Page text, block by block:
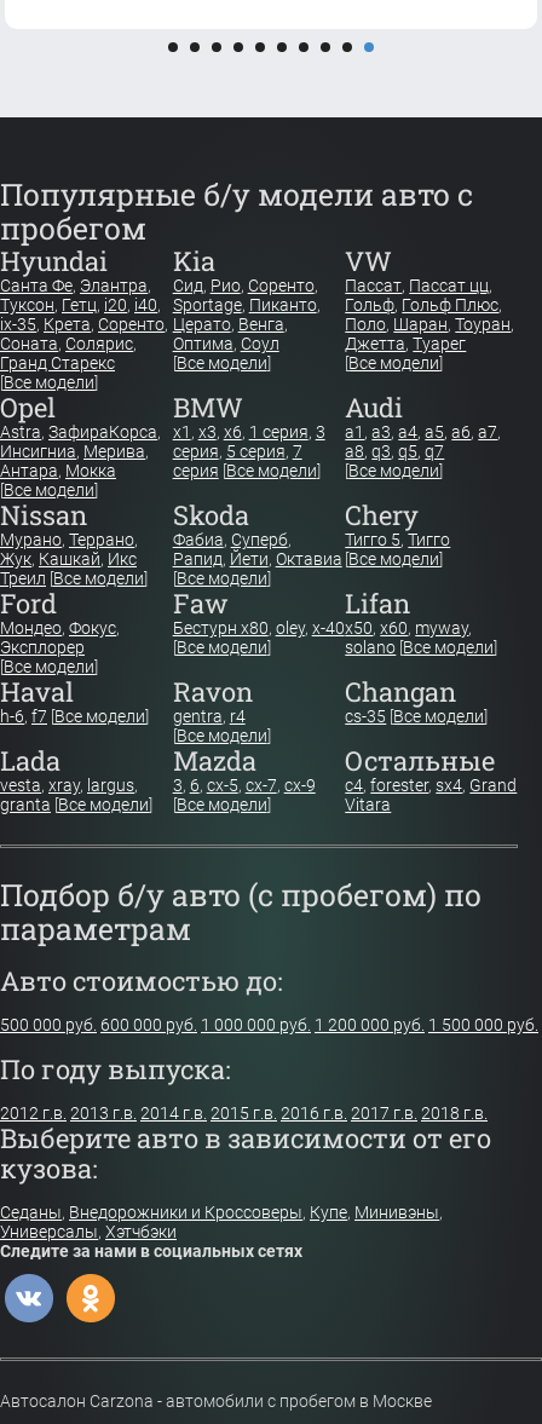
Популярные б/у модели авто с
пробегом
Hyundai
Санта Фе, Элантра,
Туксон, Гетц, i20, i40,
ix-35, Крета, Соренто,
Соната, Солярис,
Гранд Старекс
[Все модели]
Kia
Сид, Рио, Соренто,
Sportage, Пиканто,
Церато, Венга,
Оптима, Соул
[Все модели]
VW
Пассат, Пассат цц,
Гольф, Гольф Плюс,
Поло, Шаран,Тоуран,
Джетта,Туарег
[Все модели]
Opel
Astra, ЗафираКорса,
Инсигниа, Мерива,
Антара, Мокка
[Все модели]
BMW
x1 , x3, x6, 1 серия, 3
серия, 5 серия, 7
серия [Все модели]
Audi
a1 ,a3,a4,a5,a6,a7,
a8,q3,q5,q7
[Все модели]
Nissan
Мурано, Террано,
Жук, Кашкай, Икс
Треил [Все модели]
Skoda
Фабиа, Суперб,
Рапид, Йети, Октавиа
[Все модели]
Chery
Тигго 5,Тигго
[Все модели]
Ford
Мондео, Фокус,
Эксплорер
[Все модели]
Faw
Бестурн х80, oley, x-40
[Все модели]
Lifan
x50,x60, myway,
solano [Все модели]
Haval
h-6, f7 [Все модели]
Ravon
gentra, r4
[Все модели]
Changan
cs-35 [Все модели]
Lada
vesta, xray, largus,
granta [Все модели]
Mazda
3, 6, cx-5, cx-7, cx-9
[Все модели]
Остальные
c4,forester,sx4, Grand
Vitara
Подбор б/у авто (с пробегом) по
параметрам
Авто стоимостью до:
500 000 руб. 600 000 руб. 1 000 000 руб. 1 200 000 руб. 1 500 000 руб.
По году выпуска:
2012 г.в. 2013 г.в. 2014 г.в. 2015 г.в. 2016 г.в. 2017 г.в. 2018 г.в.
Выберите авто в зависимости от его
кузова:
Седаны, Внедорожники и Кроссоверы, Купе, Минивэны,
Универсалы, Хэтчбэки
Следите за нами в социальных сетях
Автосалон Carzona - автомобили с пробегом в Москве